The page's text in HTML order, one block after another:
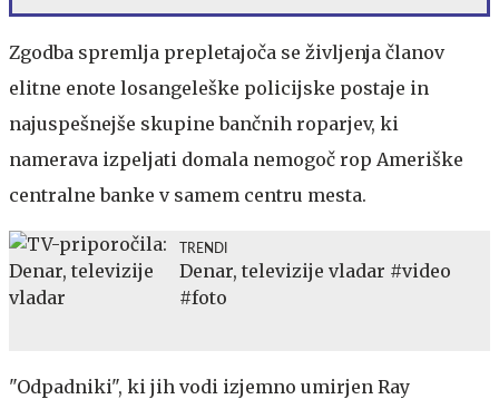
Zgodba spremlja prepletajoča se življenja članov
elitne enote losangeleške policijske postaje in
najuspešnejše skupine bančnih roparjev, ki
namerava izpeljati domala nemogoč rop Ameriške
centralne banke v samem centru mesta.
TRENDI
Denar, televizije vladar #video
#foto
"Odpadniki", ki jih vodi izjemno umirjen Ray